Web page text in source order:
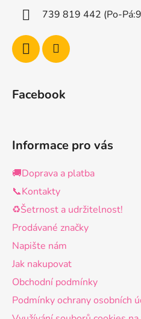
739 819 442 (Po-
Facebook
Informace pro vás
🚚Doprava a platba
📞Kontakty
♻️Šetrnost a udržitelnost!
Prodávané značky
Napište nám
Jak nakupovat
Obchodní podmínky
Podmínky ochrany osobních